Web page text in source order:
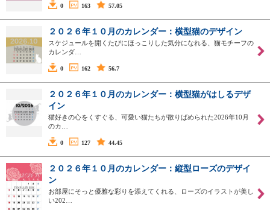
0 163 57.05
２０２６年１０月のカレンダー：横型猫のデザイン
スケジュールを開くたびにほっこりした気分になれる、猫モチーフの
カレンダ…
0 162 56.7
２０２６年１０月のカレンダー：横型猫がはしるデザ
イン
猫好きの心をくすぐる、可愛い猫たちが散りばめられた2026年10月
のカ…
0 127 44.45
２０２６年１０月のカレンダー：縦型ローズのデザイ
ン
お部屋にそっと優雅な彩りを添えてくれる、ローズのイラストが美し
い202…